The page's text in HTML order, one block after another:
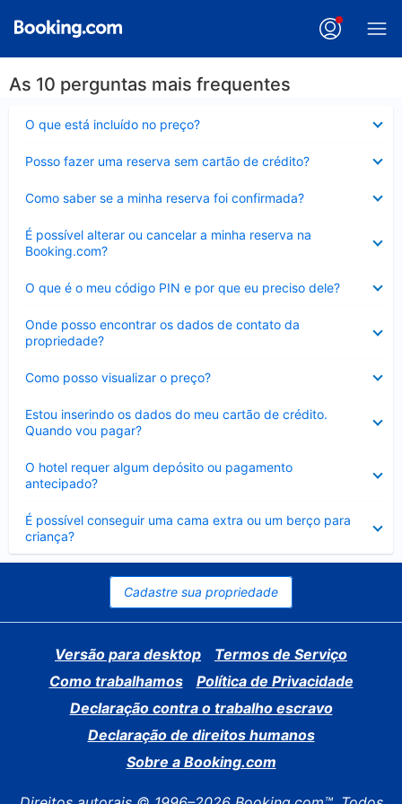
As 10 perguntas mais frequentes
O que está incluído no preço?
Posso fazer uma reserva sem cartão de crédito?
Como saber se a minha reserva foi confirmada?
É possível alterar ou cancelar a minha reserva na
Booking.com?
Contraído
O que é o meu código PIN e por que eu preciso dele?
Onde posso encontrar os dados de contato da
propriedade?
Como posso visualizar o preço?
Estou inserindo os dados do meu cartão de crédito.
Quando vou pagar?
O hotel requer algum depósito ou pagamento
antecipado?
É possível conseguir uma cama extra ou um berço para
criança?
Contraído
Cadastre sua propriedade
Versão para desktop
Termos de Serviço
Como trabalhamos
Política de Privacidade
Declaração contra o trabalho escravo
Declaração de direitos humanos
Sobre a Booking.com